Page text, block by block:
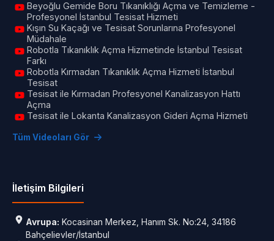
Beyoğlu Gemide Boru Tıkanıklığı Açma ve Temizleme -
Profesyonel İstanbul Tesisat Hizmeti
Kışın Su Kaçağı ve Tesisat Sorunlarına Profesyonel
Müdahale
Robotla Tıkanıklık Açma Hizmetinde İstanbul Tesisat
Farkı
Robotla Kırmadan Tıkanıklık Açma Hizmeti İstanbul
Tesisat
Tesisat ile Kırmadan Profesyonel Kanalizasyon Hattı
Açma
Tesisat ile Lokanta Kanalizasyon Gideri Açma Hizmeti
Tüm Videoları Gör
İletişim Bilgileri
Avrupa: Kocasinan Merkez, Hanım Sk. No:24, 34186
Bahçelievler/İstanbul